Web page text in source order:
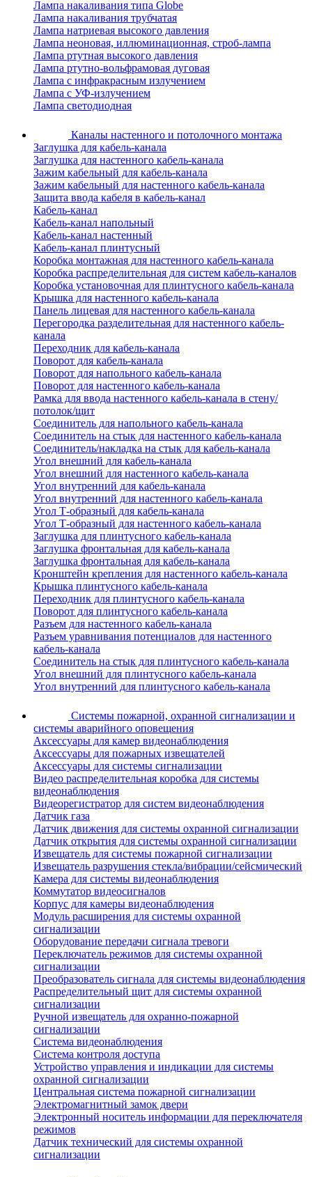
Лампа накаливания типа Globe
Лампа накаливания трубчатая
Лампа натриевая высокого давления
Лампа неоновая, иллюминационная, строб-лампа
Лампа ртутная высокого давления
Лампа ртутно-вольфрамовая дуговая
Лампа с инфракрасным излучением
Лампа с УФ-излучением
Лампа светодиодная
Каналы настенного и потолочного монтажа
Заглушка для кабель-канала
Заглушка для настенного кабель-канала
Зажим кабельный для кабель-канала
Зажим кабельный для настенного кабель-канала
Защита ввода кабеля в кабель-канал
Кабель-канал
Кабель-канал напольный
Кабель-канал настенный
Кабель-канал плинтусный
Коробка монтажная для настенного кабель-канала
Коробка распределительная для систем кабель-каналов
Коробка установочная для плинтусного кабель-канала
Крышка для настенного кабель-канала
Панель лицевая для настенного кабель-канала
Перегородка разделительная для настенного кабель-
канала
Переходник для кабель-канала
Поворот для кабель-канала
Поворот для напольного кабель-канала
Поворот для настенного кабель-канала
Рамка для ввода настенного кабель-канала в стену/
потолок/щит
Соединитель для напольного кабель-канала
Соединитель на стык для настенного кабель-канала
Соединитель/накладка на стык для кабель-канала
Угол внешний для кабель-канала
Угол внешний для настенного кабель-канала
Угол внутренний для кабель-канала
Угол внутренний для настенного кабель-канала
Угол Т-образный для кабель-канала
Угол Т-образный для настенного кабель-канала
Заглушка для плинтусного кабель-канала
Заглушка фронтальная для кабель-канала
Заглушка фронтальная для кабель-канала
Кронштейн крепления для настенного кабель-канала
Крышка плинтусного кабель-канала
Переходник для плинтусного кабель-канала
Поворот для плинтусного кабель-канала
Разъем для настенного кабель-канала
Разъем уравнивания потенциалов для настенного
кабель-канала
Соединитель на стык для плинтусного кабель-канала
Угол внешний для плинтусного кабель-канала
Угол внутренний для плинтусного кабель-канала
Системы пожарной, охранной сигнализации и
системы аварийного оповещения
Аксессуары для камер видеонаблюдения
Аксессуары для пожарных извещателей
Аксессуары для системы сигнализации
Видео распределительная коробка для системы
видеонаблюдения
Видеорегистратор для систем видеонаблюдения
Датчик газа
Датчик движения для системы охранной сигнализации
Датчик открытия для системы охранной сигнализации
Извещатель для системы пожарной сигнализации
Извещатель разрушения стекла/вибрации/сейсмический
Камера для системы видеонаблюдения
Коммутатор видеосигналов
Корпус для камеры видеонаблюдения
Модуль расширения для системы охранной
сигнализации
Оборудование передачи сигнала тревоги
Переключатель режимов для системы охранной
сигнализации
Преобразователь сигнала для системы видеонаблюдения
Распределительный щит для системы охранной
сигнализации
Ручной извещатель для охранно-пожарной
сигнализации
Система видеонаблюдения
Система контроля доступа
Устройство управления и индикации для системы
охранной сигнализации
Центральная система пожарной сигнализации
Электромагнитный замок двери
Электронный носитель информации для переключателя
режимов
Датчик технический для системы охранной
сигнализации